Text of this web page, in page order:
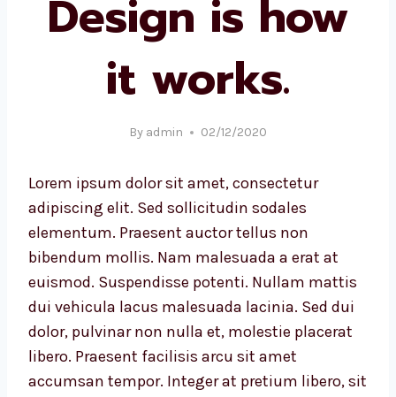
Design is how
it works.
By admin 02/12/2020
Lorem ipsum dolor sit amet, consectetur
adipiscing elit. Sed sollicitudin sodales
elementum. Praesent auctor tellus non
bibendum mollis. Nam malesuada a erat at
euismod. Suspendisse potenti. Nullam mattis
dui vehicula lacus malesuada lacinia. Sed dui
dolor, pulvinar non nulla et, molestie placerat
libero. Praesent facilisis arcu sit amet
accumsan tempor. Integer at pretium libero, sit